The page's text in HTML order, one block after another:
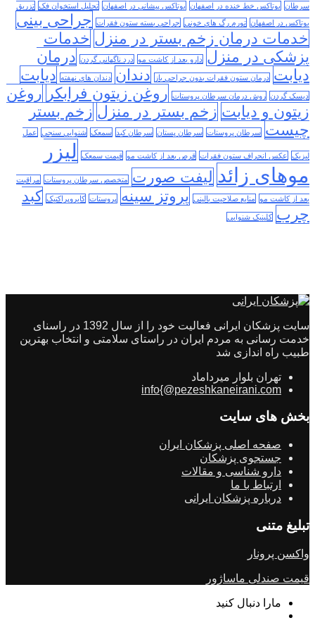
سرطان بوتاکس خط خنده در اصفهان بوتاکس پیشانی در اصفهان تحلیل استخوان فک تزریق
بوتاکس در اصفهان تورم رگ های خونی جراحی بسته ستون فقرات
جراحی بینی
خدمات درمان زخم بستر در منزل خدمات
پزشکی در منزل دارو بعد از کاشت مو درد ناگهانی گردن درمان
دیابت درمان ستون فقرات بدون جراحی باز دندان دندان های نهفته دیابت
دیسک گردن روش درمان سرطان پروستات روغن زیتون فرابکر روغن
زیتون و دیابت زخم بستر در منزل زخم بستر
چیست سرطان پروستات سرطان پستان سرطان کبد سمعک شنوایی سنجی عمل
لیزیک عکس انحراف ستون فقرات قرص بعد از کاشت مو قیمت سمعک
لیزر
موهای زائد لیفت صورت متخصص سرطان پروستات مراقبت
بعد از کاشت مو منابع صلاحیت بالینی پروتز سینه پروستات کایروپراکتیک کبد
چرب کلینیک شنوایی
سایت پزشکان ایرانی فعالیت خود را از سال 1392 در راسنای
خدمت رسانی به مردم ایران در راستای سلامتی و انتخاب بهترین
طبیب راه اندازی شد
تهران بلوار میرداماد
info{@pezeshkaneirani.com
بخش های سایت
صفحه اصلی پزشکان ایران
جستجوی پزشکان
دارو شناسی و مقالات
ارتباط با ما
درباره پزشکان ایرانی
تبلیغ متنی
واکسن پرونار
قیمت صندلی ماساژور
مارا دنبال کنید